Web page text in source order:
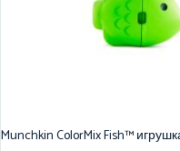
Munchkin ColorMix Fish™